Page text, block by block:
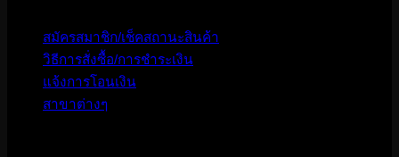
สมัครสมาชิก/เช็คสถานะสินค้า
วิธีการสั่งซื้อ/การชำระเงิน
แจ้งการโอนเงิน
สาขาต่างๆ